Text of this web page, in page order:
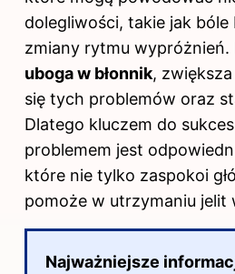
dolegliwości, takie jak bóle
zmiany rytmu wypróżnień.
uboga w błonnik,
się tych problemów oraz
Dlatego kluczem do
problemem jest
które nie tylko zaspokoi
pomoże w utrzymaniu jelit
Najważniejsze